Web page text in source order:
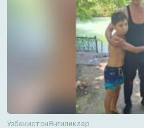
ЎзбекистонЯнгиликлар